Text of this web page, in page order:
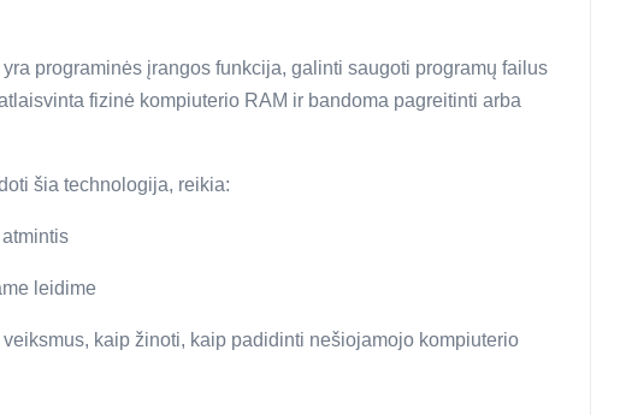
programinės įrangos funkcija, galinti saugoti programų failus
fizinė kompiuterio RAM ir bandoma pagreitinti arba
šia technologija, reikia:
leidime
kaip žinoti, kaip padidinti nešiojamojo kompiuterio